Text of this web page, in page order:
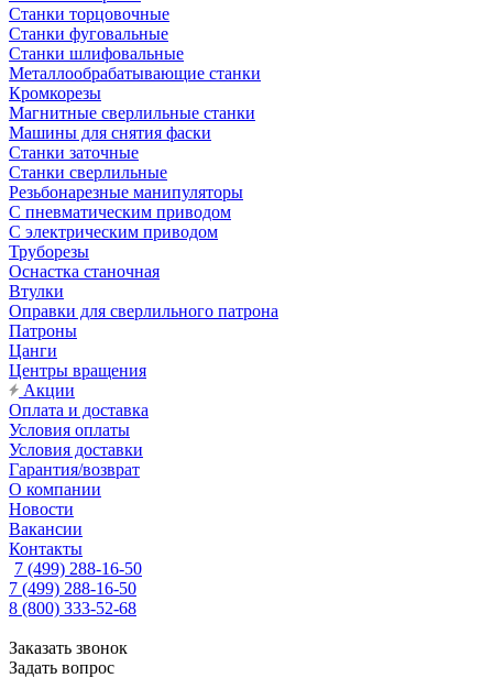
Станки торцовочные
Станки фуговальные
Станки шлифовальные
Металлообрабатывающие станки
Кромкорезы
Магнитные сверлильные станки
Машины для снятия фаски
Станки заточные
Станки сверлильные
Резьбонарезные манипуляторы
С пневматическим приводом
С электрическим приводом
Труборезы
Оснастка станочная
Втулки
Оправки для сверлильного патрона
Патроны
Цанги
Центры вращения
Акции
Оплата и доставка
Условия оплаты
Условия доставки
Гарантия/возврат
О компании
Новости
Вакансии
Контакты
7 (499) 288-16-50
7 (499) 288-16-50
8 (800) 333-52-68
Заказать звонок
Задать вопрос